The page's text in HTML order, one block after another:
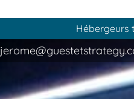
Hébergeurs